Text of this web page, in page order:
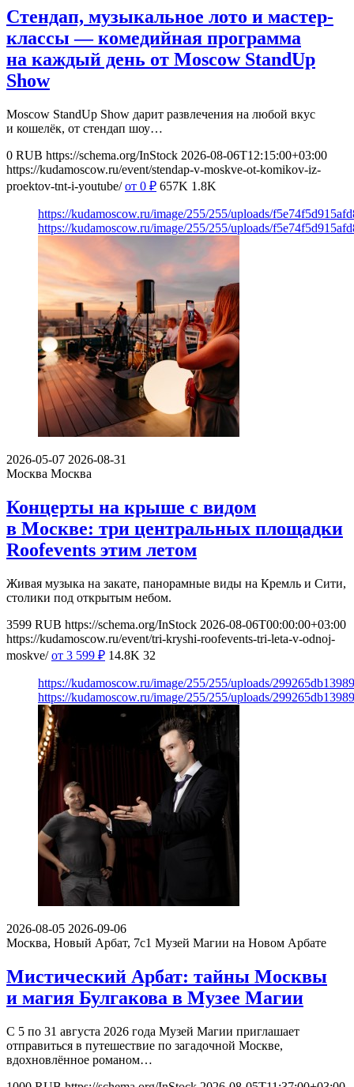
Стендап, музыкальное лото и мастер-
классы — комедийная программа
на каждый день от Moscow StandUp
Show
Moscow StandUp Show дарит развлечения на любой вкус
и кошелёк, от стендап шоу…
0 RUB https://schema.org/InStock 2026-08-06T12:15:00+03:00
https://kudamoscow.ru/event/stendap-v-moskve-ot-komikov-iz-
proektov-tnt-i-youtube/ от 0 ₽ 657K 1.8K
https://kudamoscow.ru/image/255/255/uploads/
https://kudamoscow.ru/image/255/255/uploads/
2026-05-07 2026-08-31
Москва Москва
Концерты на крыше с видом
в Москве: три центральных площадки
Roofevents этим летом
Живая музыка на закате, панорамные виды на Кремль и Сити,
столики под открытым небом.
3599 RUB https://schema.org/InStock 2026-08-06T00:00:00+03:00
https://kudamoscow.ru/event/tri-kryshi-roofevents-tri-leta-v-odnoj-
moskve/ от 3 599 ₽ 14.8K 32
https://kudamoscow.ru/image/255/255/uploads/
https://kudamoscow.ru/image/255/255/uploads/
2026-08-05 2026-09-06
Москва, Новый Арбат, 7с1 Музей Магии на Новом Арбате
Мистический Арбат: тайны Москвы
и магия Булгакова в Музее Магии
С 5 по 31 августа 2026 года Музей Магии приглашает
отправиться в путешествие по загадочной Москве,
вдохновлённое романом…